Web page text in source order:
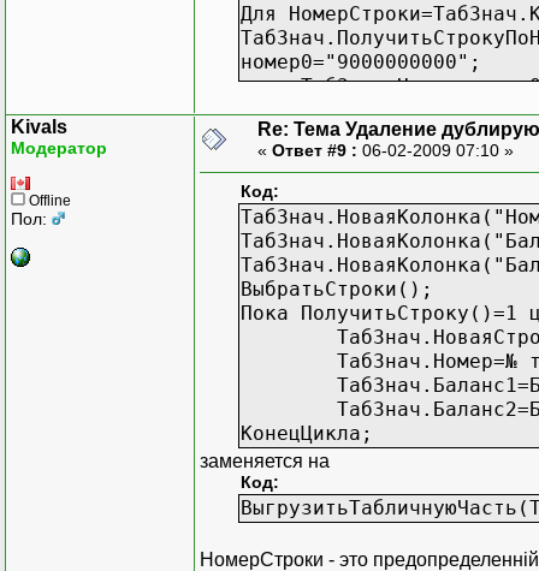
Для
номер0="9000000000";
если
ТабЗнач.УдалитьСтроку();
КонецЦикла;
КонецПроцедуры
Kivals
Модератор
Offline
Пол:
Re: Тема Удаление
« Ответ #9 : 06-02-2009 07:10 »
Код:
ВыбратьСтроки();
Пока ПолучитьСтроку()=1
ТабЗнач.Номер=№
КонецЦикла;
заменяется на
Код:
НомерСтроки - это